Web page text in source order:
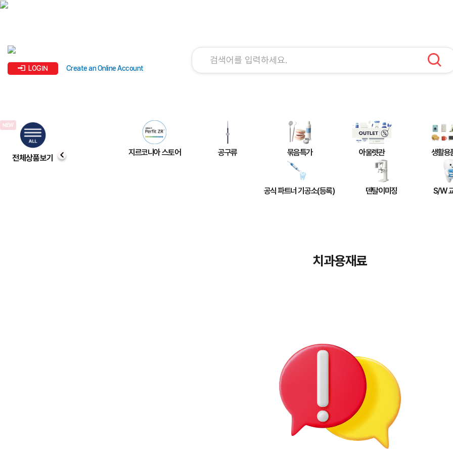
LOGIN Create an Online Account
전체상품보기
지르코니아 스토어 공구류 묶음특가 아울렛관 생활용
공식 파트너 기공소(등록) 덴탈이미징 S/W
치과용재료